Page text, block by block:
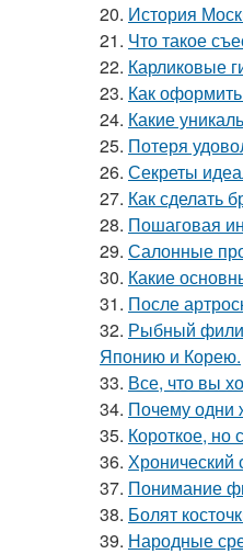
20. История
21. Что такое
22. Карликовые
23. Как
24. Какие
25. Потеря
26. Секреты
27. Как сделать
28. Пошаговая
29. Салонные
30. Какие
31. После
32. Рыбный
Японию и Корею.
33. Все, что вы
34. Почему одни
35. Короткое, но
36. Хронический
37. Понимание
38. Болят
39. Народные